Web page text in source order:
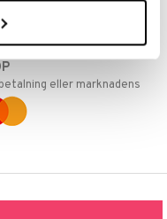
att vi är godkända av
eller marknadens